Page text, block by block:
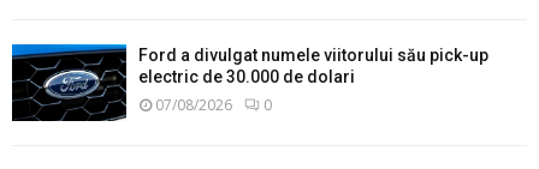
Ford a divulgat numele viitorului său pick-up
electric de 30.000 de dolari
07/08/2026 0